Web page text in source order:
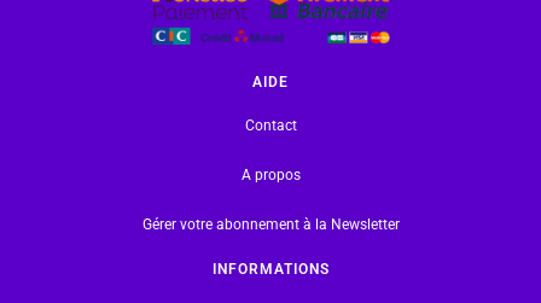
AIDE
Contact
A propos
Gérer votre abonnement à la Newsletter
INFORMATIONS